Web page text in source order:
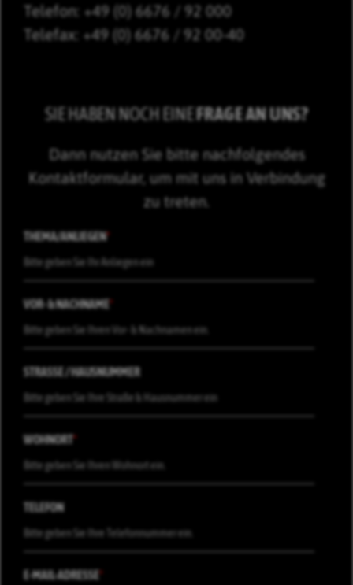
Telefon: +49 (0) 6676 / 92 000
Telefax: +49 (0) 6676 / 92 00-40
SIE HABEN NOCH EINE FRAGE AN UNS?
Dann nutzen Sie bitte nachfolgendes
Kontaktformular, um mit uns in Verbindung
zu treten.
THEMA/ANLIEGEN*
VOR- & NACHNAME*
STRASSE / HAUSNUMMER
WOHNORT*
TELEFON
E-MAIL-ADRESSE*